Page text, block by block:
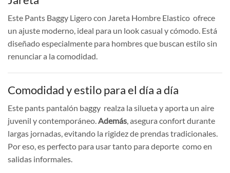
Este Pants Baggy Ligero con Jareta Hombre Elastico ofrece
un ajuste moderno, ideal para un look casual y cómodo. Está
diseñado especialmente para hombres que buscan estilo sin
renunciar a la comodidad.
Comodidad y estilo para el día a día
Este pants pantalón baggy realza la silueta y aporta un aire
juvenil y contemporáneo.Además, asegura confort durante
largas jornadas, evitando la rigidez de prendas tradicionales.
Por eso, es perfecto para usar tanto para deporte como en
salidas informales.